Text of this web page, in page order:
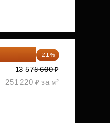
-21%
13 578 600 ₽
251 220 ₽ за м²